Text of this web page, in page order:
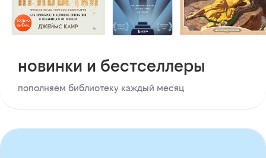
новинки и бестселлеры
пополняем библиотеку каждый месяц